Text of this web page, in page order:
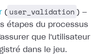
( user_validation ) —
étapes du processus
que l'utilisateur
dans le jeu.